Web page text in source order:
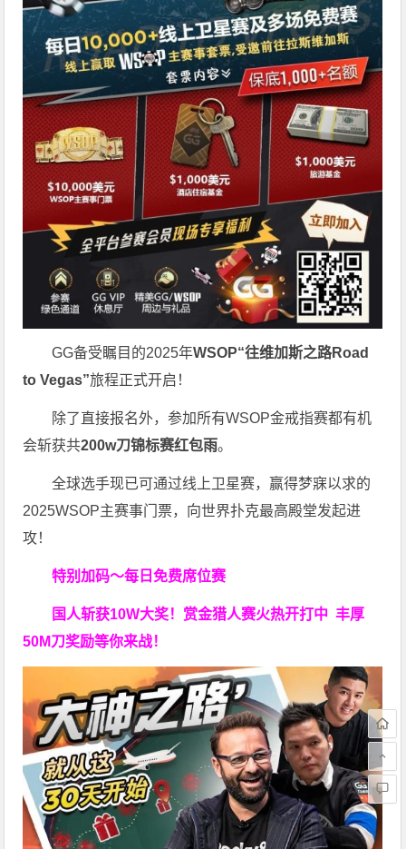
GG备受瞩目的2025年WSOP“往维加斯之路Road
to Vegas”旅程正式开启！
除了直接报名外，参加所有WSOP金戒指赛都有机
会斩获共200w刀锦标赛红包雨。
全球选手现已可通过线上卫星赛，赢得梦寐以求的
2025WSOP主赛事门票，向世界扑克最高殿堂发起进
攻！
特别加码～每日免费席位赛
国人斩获10W大奖！ 赏金猎人赛火热开打中 丰厚
50M刀奖励等你来战！